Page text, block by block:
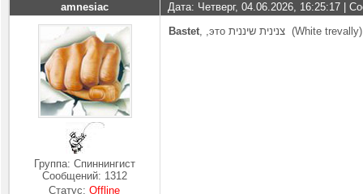
amnesiac Дата: Четверг, 04.06.2026, 16:25:17 |
Группа: Спиннингист
Сообщений: 1312
Статус:Offline
Bastet , ,это צנינית שיננית (White trevally)